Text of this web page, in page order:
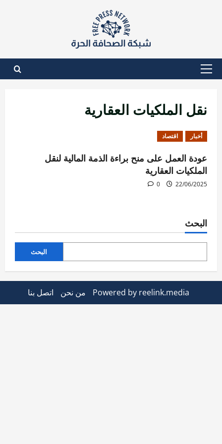
القائمة
نقل الملكيات العقارية
أخبار اقتصاد
عودة العمل على منح براءة الذمة المالية لنقل
الملكيات العقارية
22/06/2025
0
البحث
البحث
Powered by reelink.media من نحن اتصل بنا